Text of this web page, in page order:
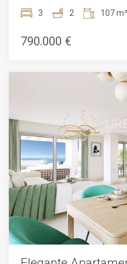
dormitorios con 2 baños,
dentro del prestigioso
apartamento ofrece una
diseñado para maximizar el
Adéntrate para descubrir
decorado con materiales de
distribución pensada. La
fluye sin problemas hacia la
un espacio perfecto para el
Disfruta de la conveniencia
irradiando elegancia
elegantes y acabados
cuenta con una generosa
donde puedes disfrutar del
momentos tranquilos
Ubicado en la codiciada
este apartamento ofrece
de comodidades,
lugares de entretenimiento
mundial. Con su proximidad
3 2 107 m²
790.000 €